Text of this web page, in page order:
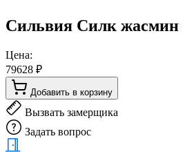
Сильвия Силк жасмин
Цена:
79628 ₽
Добавить в корзину
Вызвать замерщика
Задать вопрос